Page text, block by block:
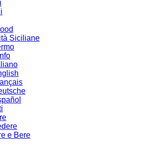
Siciliane
e Bere